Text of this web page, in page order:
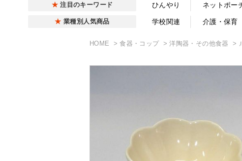
注目のキーワード ひんやり ネットポー
業種別人気商品 学校関連 介護・保育
HOME 食器・コップ 洋陶器・その他食器